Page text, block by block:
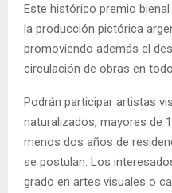
Este histórico premio
la producción pictórica
promoviendo además el
circulación de obras en
Podrán participar artistas
naturalizados, mayores de
menos dos años de
se postulan. Los
grado en artes visuales o